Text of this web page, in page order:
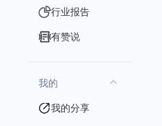
行业报告
有赞说
我的
我的分享